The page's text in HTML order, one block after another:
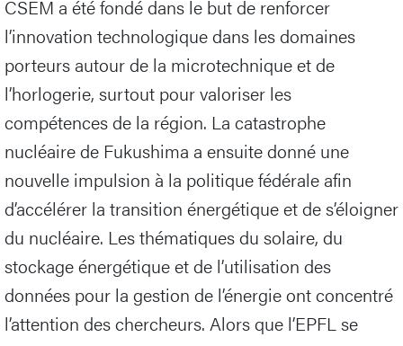
CSEM a été fondé dans le but de renforcer
l’innovation technologique dans les domaines
porteurs autour de la microtechnique et de
l’horlogerie, surtout pour valoriser les
compétences de la région. La catastrophe
nucléaire de Fukushima a ensuite donné une
nouvelle impulsion à la politique fédérale afin
d’accélérer la transition énergétique et de s’éloigner
du nucléaire. Les thématiques du solaire, du
stockage énergétique et de l’utilisation des
données pour la gestion de l’énergie ont concentré
l’attention des chercheurs. Alors que l’EPFL se